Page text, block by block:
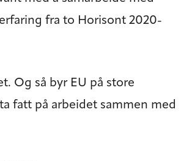
fra to Horisont 2020-
Og så byr EU på store
fatt på arbeidet sammen med